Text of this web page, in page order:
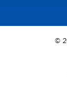
©